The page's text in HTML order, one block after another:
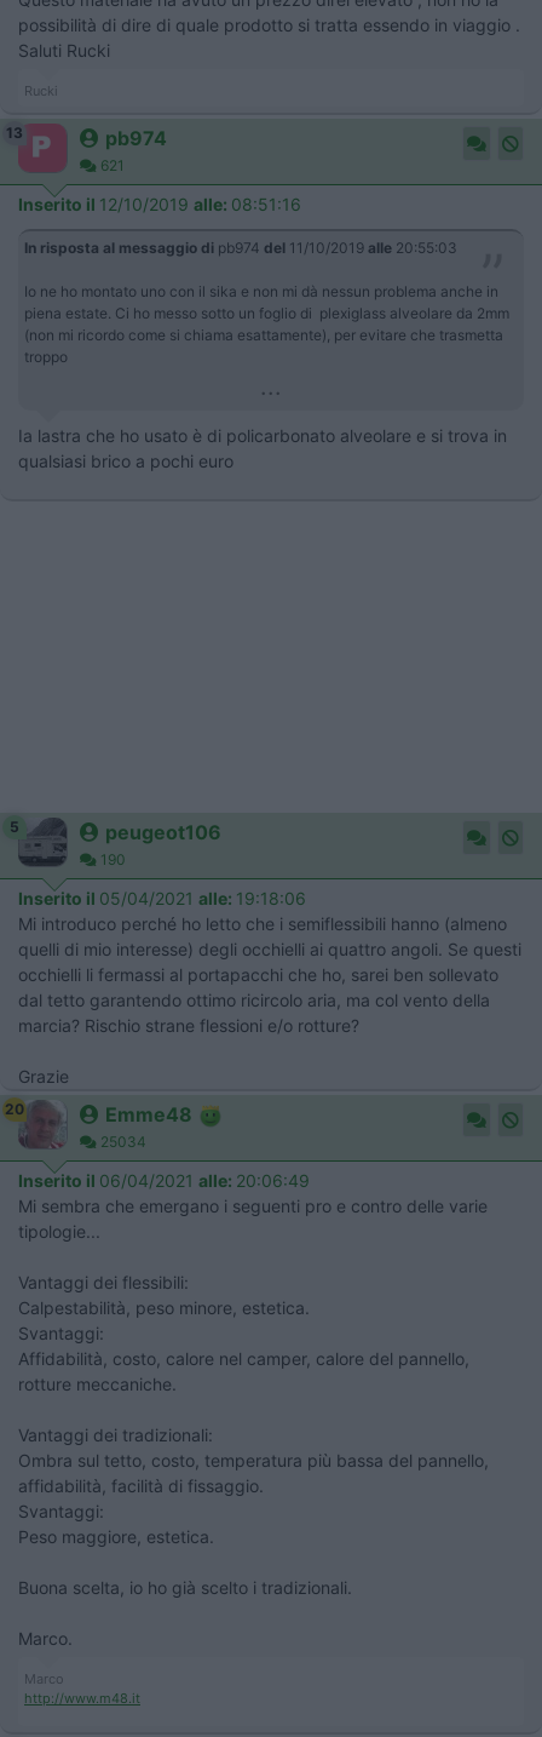
possibilità di dire di quale prodotto si tratta essendo in viaggio .
Saluti Rucki
Rucki
13 pb974
621
Inserito il 12/10/2019 alle: 08:51:16
In risposta al messaggio di pb974 del 11/10/2019 alle 20:55:03
Io ne ho montato uno con il sika e non mi dà nessun problema anche in
piena estate. Ci ho messo sotto un foglio di plexiglass alveolare da 2mm
(non mi ricordo come si chiama esattamente), per evitare che trasmetta
troppo
...
Ia lastra che ho usato è di policarbonato alveolare e si trova in
qualsiasi brico a pochi euro
5 peugeot106
190
Inserito il 05/04/2021 alle: 19:18:06
Mi introduco perché ho letto che i semiflessibili hanno (almeno
quelli di mio interesse) degli occhielli ai quattro angoli. Se questi
occhielli li fermassi al portapacchi che ho, sarei ben sollevato
dal tetto garantendo ottimo ricircolo aria, ma col vento della
marcia? Rischio strane flessioni e/o rotture?
Grazie
20 Emme48
25034
Inserito il 06/04/2021 alle: 20:06:49
Mi sembra che emergano i seguenti pro e contro delle varie
tipologie...
Vantaggi dei flessibili:
Calpestabilità, peso minore, estetica.
Svantaggi:
Affidabilità, costo, calore nel camper, calore del pannello,
rotture meccaniche.
Vantaggi dei tradizionali:
Ombra sul tetto, costo, temperatura più bassa del pannello,
affidabilità, facilità di fissaggio.
Svantaggi:
Peso maggiore, estetica.
Buona scelta, io ho già scelto i tradizionali.
Marco.
Marco
http://www.m48.it